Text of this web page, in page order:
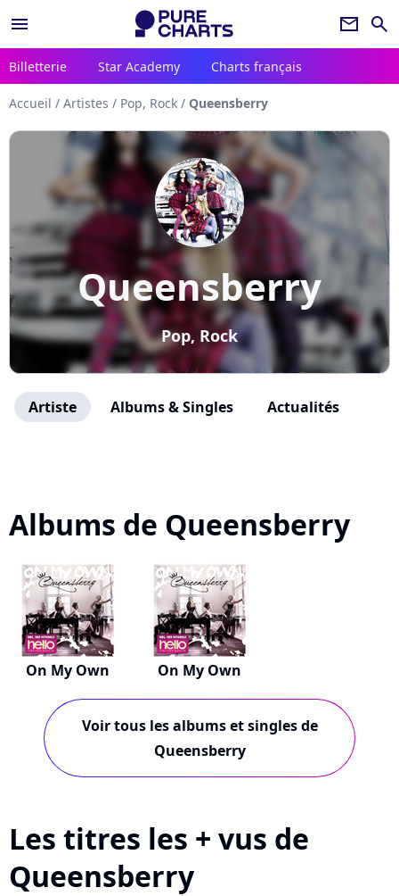
menu newsletter search
Billetterie Star Academy Charts français
Accueil / Artistes / Pop, Rock / Queensberry
Queensberry
Pop, Rock
Artiste Albums & Singles Actualités
Albums de Queensberry
On My Own On My Own
Voir tous les albums et singles de
Queensberry
Les titres les + vus de
Queensberry